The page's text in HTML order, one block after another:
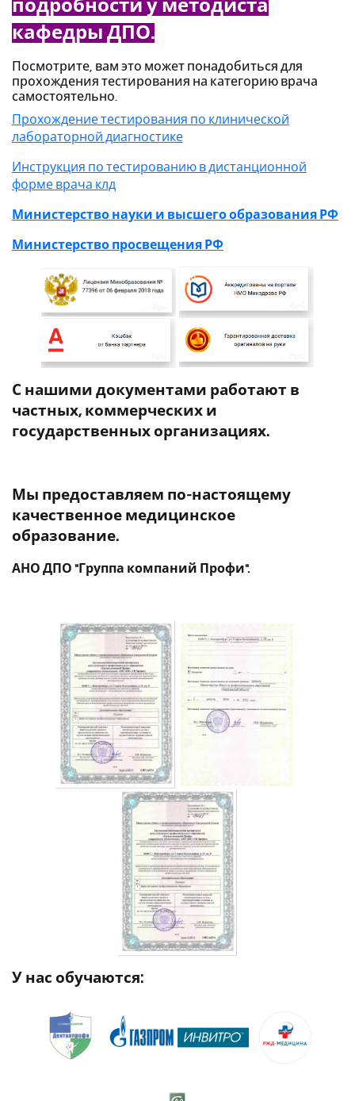
подробности у методиста
кафедры ДПО.
Посмотрите, вам это может понадобиться для
прохождения тестирования на категорию врача
самостоятельно.
Прохождение тестирования по клинической
лабораторной диагностике
Инструкция по тестированию в дистанционной
форме врача клд
Министерство науки и высшего образования РФ
Министерство просвещения РФ
С нашими документами работают в
частных, коммерческих и
государственных организациях.
Мы предоставляем по-настоящему
качественное медицинское
образование.
АНО ДПО "Группа компаний Профи".
У нас обучаются: